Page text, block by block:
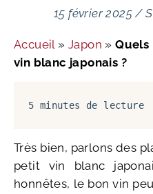
15 février 2025 /
Accueil»Japon »Quels
vin blanc japonais ?
5 minutes de lecture
Très bien, parlons des plats pour accompagner un
petit vin blanc
honnêtes, le bon vin